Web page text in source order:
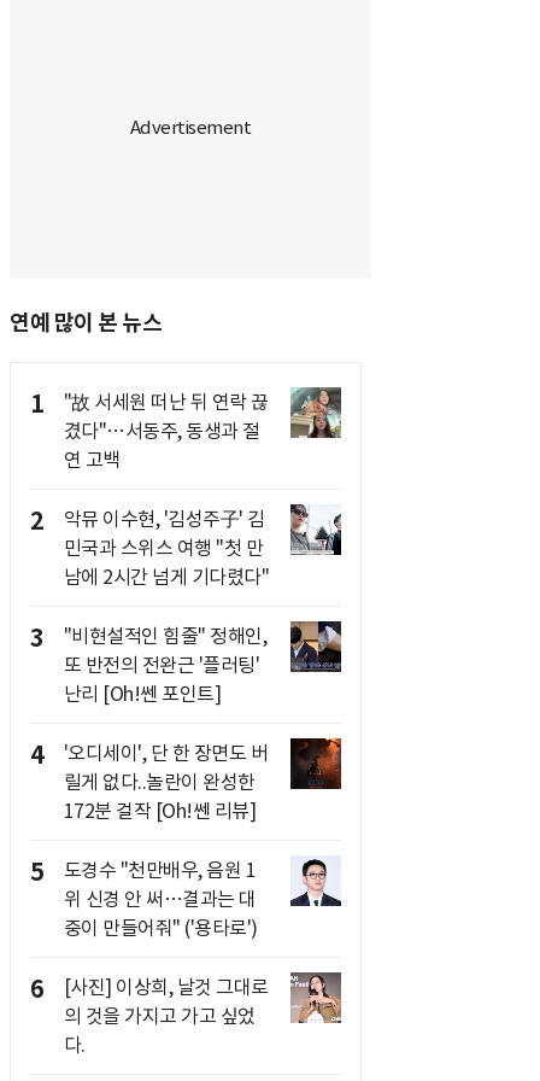
연예 많이 본 뉴스
1
"故 서세원 떠난 뒤 연락 끊
겼다"…서동주, 동생과 절
연 고백
2
악뮤 이수현, '김성주子' 김
민국과 스위스 여행 "첫 만
남에 2시간 넘게 기다렸다"
3
"비현설적인 힘줄" 정해인,
또 반전의 전완근 '플러팅'
난리 [Oh!쎈 포인트]
4
'오디세이', 단 한 장면도 버
릴게 없다..놀란이 완성한
172분 걸작 [Oh!쎈 리뷰]
5
도경수 "천만배우, 음원 1
위 신경 안 써…결과는 대
중이 만들어줘" ('용타로')
6
[사진] 이상희, 날것 그대로
의 것을 가지고 가고 싶었
다.